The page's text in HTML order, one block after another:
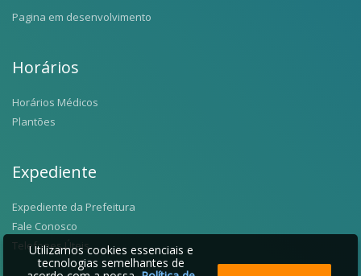
Pagina em desenvolvimento
Horários
Horários Médicos
Plantões
Expediente
Expediente da Prefeitura
Fale Conosco
Telefones Úteis
Utilizamos cookies essenciais e
tecnologias semelhantes de